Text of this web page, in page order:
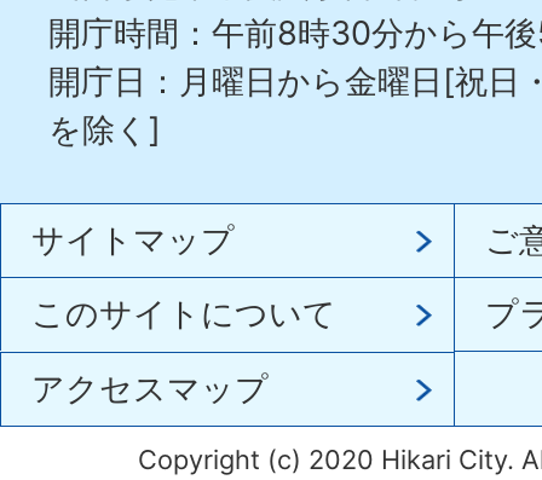
開庁時間：午前8時30分から午
開庁日：月曜日から金曜日[祝日
を除く]
サイトマップ
ご
このサイトについて
プ
アクセスマップ
Copyright (c) 2020 Hikari City.